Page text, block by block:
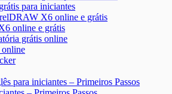
para iniciantes
online e grátis
online